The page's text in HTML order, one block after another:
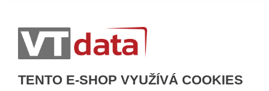
TENTO E-SHOP VYUŽÍVÁ COOKIES
Dopravné podmienky
Sledovanie zásielok